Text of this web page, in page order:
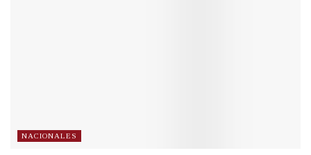
NACIONALES